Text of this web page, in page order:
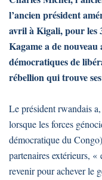
l’ancien président
avril à Kigali, pour les
Kagame a de
démocratiques de
rébellion qui trouve
Le président rwandais
lorsque les forces
démocratique du
partenaires extérieurs, «
revenir pour achever le